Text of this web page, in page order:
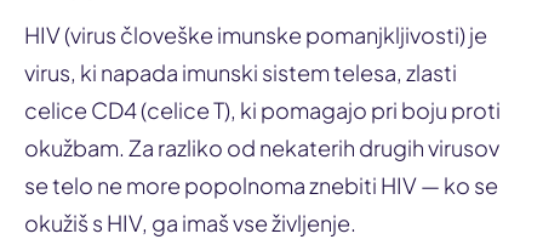
HIV (virus človeške imunske pomanjkljivosti) je
virus, ki napada imunski sistem telesa, zlasti
celice CD4 (celice T), ki pomagajo pri boju proti
okužbam. Za razliko od nekaterih drugih virusov
se telo ne more popolnoma znebiti HIV — ko se
okužiš s HIV, ga imaš vse življenje.